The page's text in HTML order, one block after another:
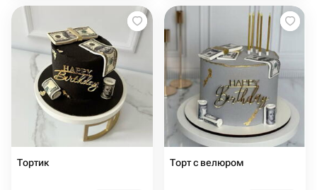
Тортик Торт с велюром